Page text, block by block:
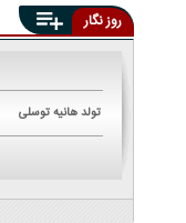
روز نگار
تولد هانیه توسلی